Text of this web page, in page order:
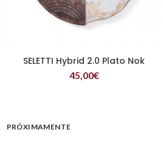
LEER MÁS
SELETTI Hybrid 2.0 Plato Nok
45,00€
PRÓXIMAMENTE